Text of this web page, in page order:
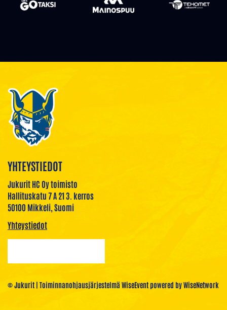
YHTEYSTIEDOT
Jukurit HC Oy toimisto
Hallituskatu 7 A 21 3. kerros
50100 Mikkeli, Suomi
Yhteystiedot
© Jukurit | Toiminnanohjausjärjestelmä WiseEventpowered byWiseNetwork